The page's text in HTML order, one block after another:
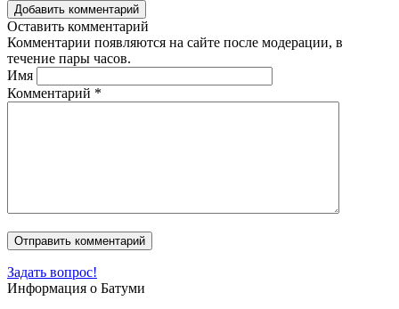
Добавить комментарий
Оставить комментарий
Комментарии появляются на сайте после модерации, в
течение пары часов.
Имя
Комментарий *
Задать вопрос!
Информация о Батуми